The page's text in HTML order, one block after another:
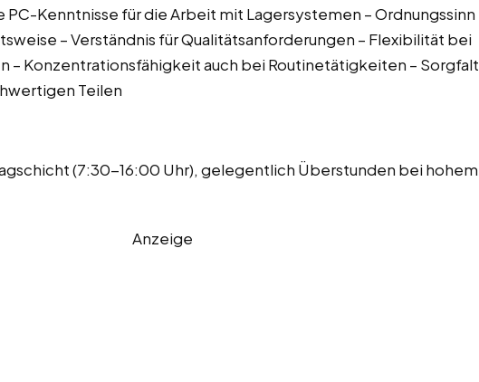
PC-Kenntnisse für die Arbeit mit Lagersystemen – Ordnungssinn
– Verständnis für Qualitätsanforderungen – Flexibilität bei
– Konzentrationsfähigkeit auch bei Routinetätigkeiten – Sorgfalt
Teilen
(7:30-16:00 Uhr), gelegentlich Überstunden bei hohem
Anzeige